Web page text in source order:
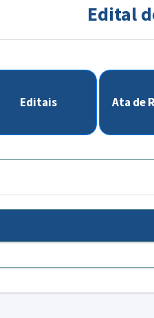
Edital
Editais Ata de